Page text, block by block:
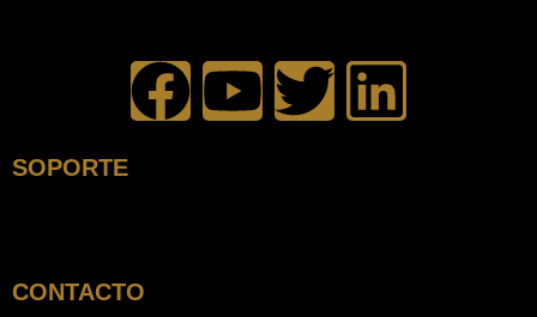
SOPORTE
CONTACTO